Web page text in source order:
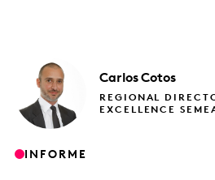
Carlos Cotos
REGIONAL
EXCELLENCE
INFORME